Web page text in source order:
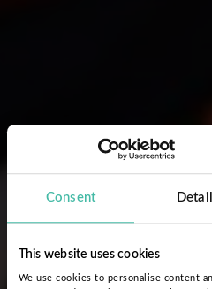
Consent
This website uses cookies
We use cookies to personalise content